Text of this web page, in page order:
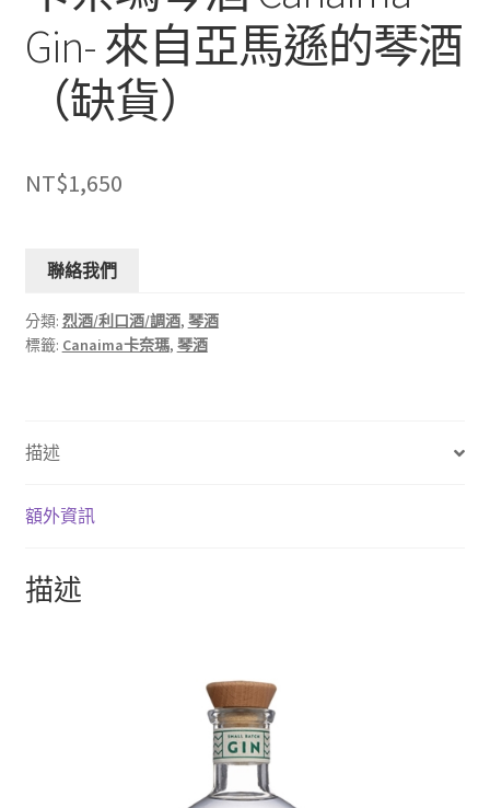
Gin- 來自亞馬遜的琴酒
（缺貨）
NT$1,650
聯絡我們
分類: 烈酒/利口酒/調酒, 琴酒
標籤: Canaima卡奈瑪, 琴酒
描述
額外資訊
描述